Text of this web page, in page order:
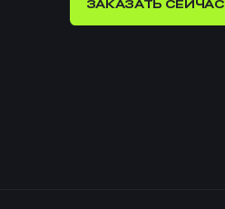
ЗАКАЗАТЬ СЕЙЧАС